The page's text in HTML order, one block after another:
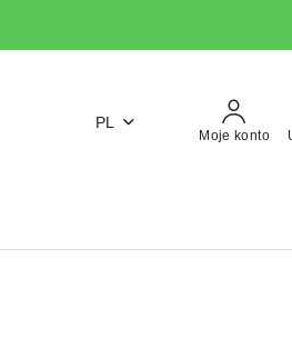
PL
Moje konto